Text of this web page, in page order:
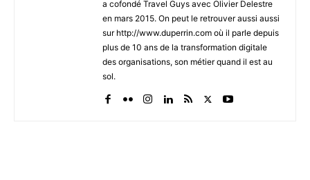
a cofondé Travel Guys avec Olivier Delestre
en mars 2015. On peut le retrouver aussi aussi
sur http://www.duperrin.com où il parle depuis
plus de 10 ans de la transformation digitale
des organisations, son métier quand il est au
sol.